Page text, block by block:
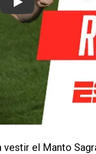
Play
el Manto